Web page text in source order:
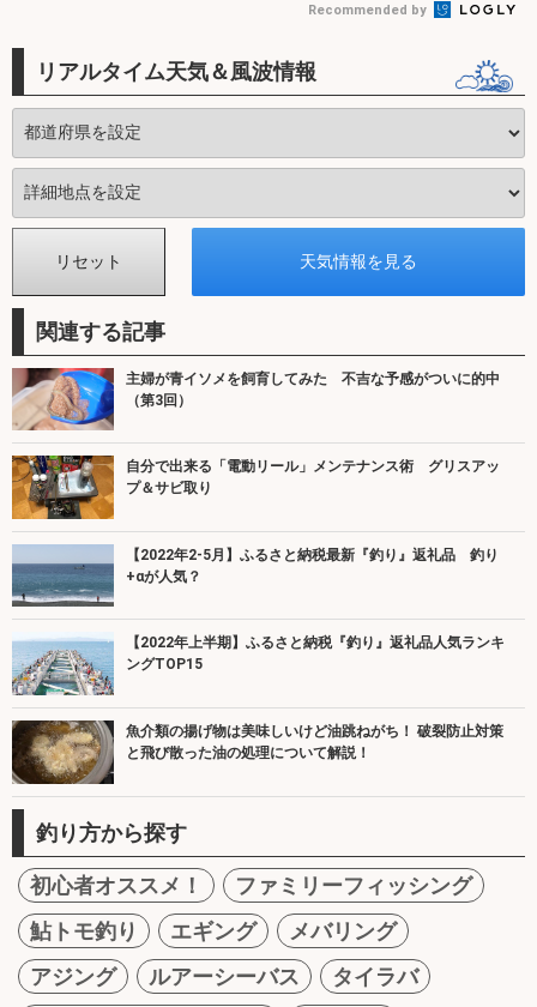
Recommended by
リアルタイム天気＆風波情報
関連する記事
主婦が青イソメを飼育してみた 不吉な予感がついに的中
（第3回）
自分で出来る「電動リール」メンテナンス術 グリスアッ
プ＆サビ取り
【2022年2-5月】ふるさと納税最新『釣り』返礼品 釣り
+αが人気？
【2022年上半期】ふるさと納税『釣り』返礼品人気ランキ
ングTOP15
魚介類の揚げ物は美味しいけど油跳ねがち！ 破裂防止対策
と飛び散った油の処理について解説！
釣り方から探す
初心者オススメ！
ファミリーフィッシング
鮎トモ釣り
エギング
メバリング
アジング
ルアーシーバス
タイラバ